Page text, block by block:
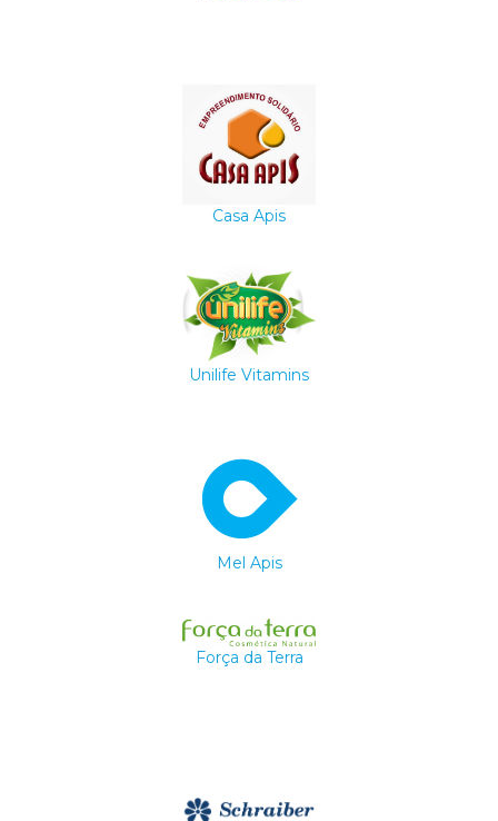
Casa Apis
Unilife Vitamins
Mel Apis
Força da Terra